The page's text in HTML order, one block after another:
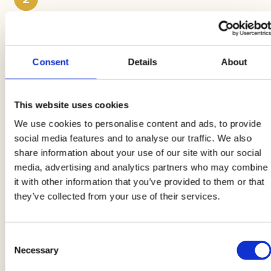
Consent Details About
This website uses cookies
We use cookies to personalise content and ads, to provide
social media features and to analyse our traffic. We also
share information about your use of our site with our social
media, advertising and analytics partners who may combine
it with other information that you’ve provided to them or that
they’ve collected from your use of their services.
Selection
Necessary
Adesso riscaldate la griglia e versateci un po' di
antiaderente, fate scaldare una noce di
burroe
pronte, tenetele da parte.
3
Ora condite le fette dipetto di pollo AIAcon
un pizzico disale e pepee fatele grigliare per
4